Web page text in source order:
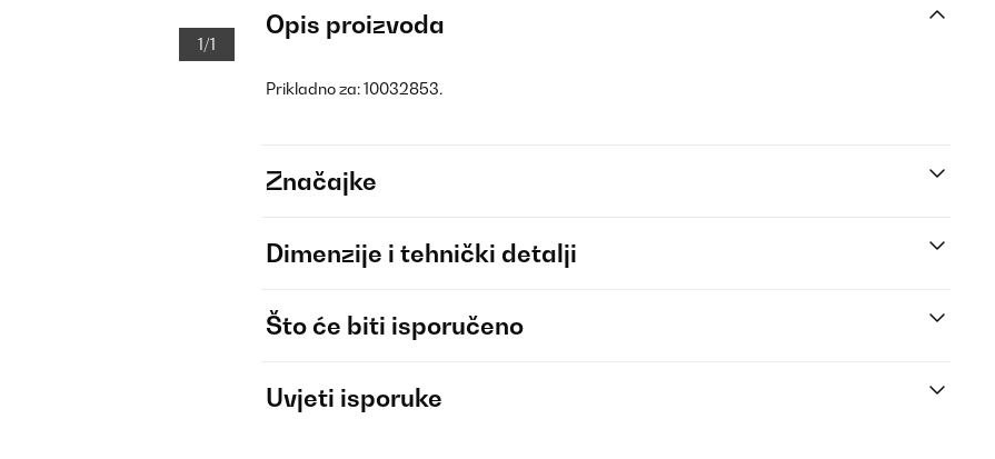
1/1
Opis proizvoda
Prikladno za: 10032853.
Značajke
Dimenzije i tehnički detalji
Što će biti isporučeno
Uvjeti isporuke